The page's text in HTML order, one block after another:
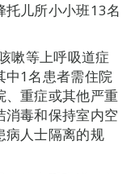
托儿所小小班13名
嗽等上呼吸道症
中1名患者需住院
、重症或其他严重
消毒和保持室内空
病人士隔离的规